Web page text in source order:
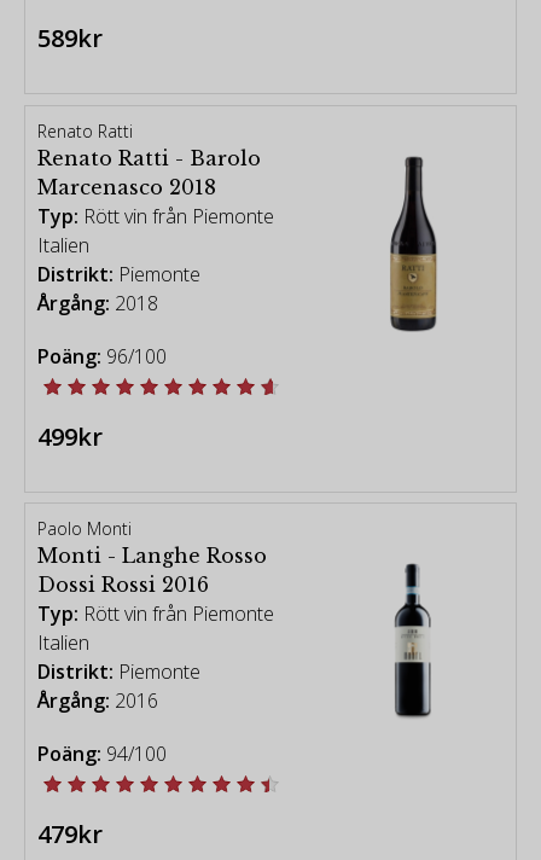
589kr
Renato Ratti
Renato Ratti - Barolo
Marcenasco 2018
Typ: Rött vin från Piemonte
Italien
Distrikt: Piemonte
Årgång: 2018
Poäng: 96/100
499kr
Paolo Monti
Monti - Langhe Rosso
Dossi Rossi 2016
Typ: Rött vin från Piemonte
Italien
Distrikt: Piemonte
Årgång: 2016
Poäng: 94/100
479kr